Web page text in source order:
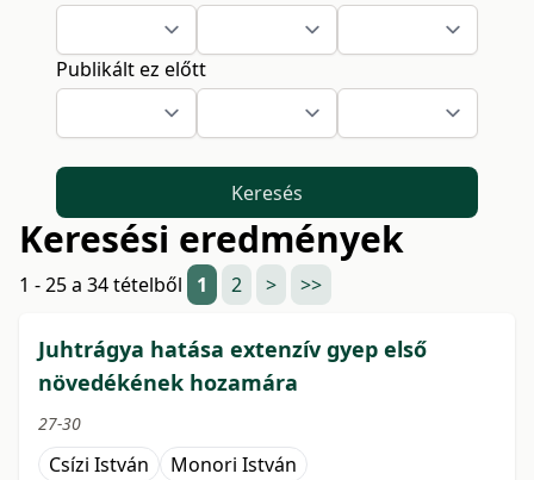
Publikált ez előtt
Keresés
Keresési eredmények
1 - 25 a 34 tételből 1 2 > >>
Juhtrágya hatása extenzív gyep első
növedékének hozamára
27-30
Csízi István Monori István